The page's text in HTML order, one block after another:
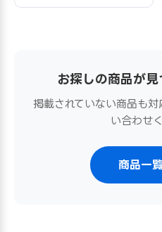
お探しの商品が見
掲載されていない商品も
い合わせ
商品一